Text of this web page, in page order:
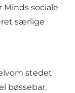
Minds sociale
særlige
stedet
bøssebar,